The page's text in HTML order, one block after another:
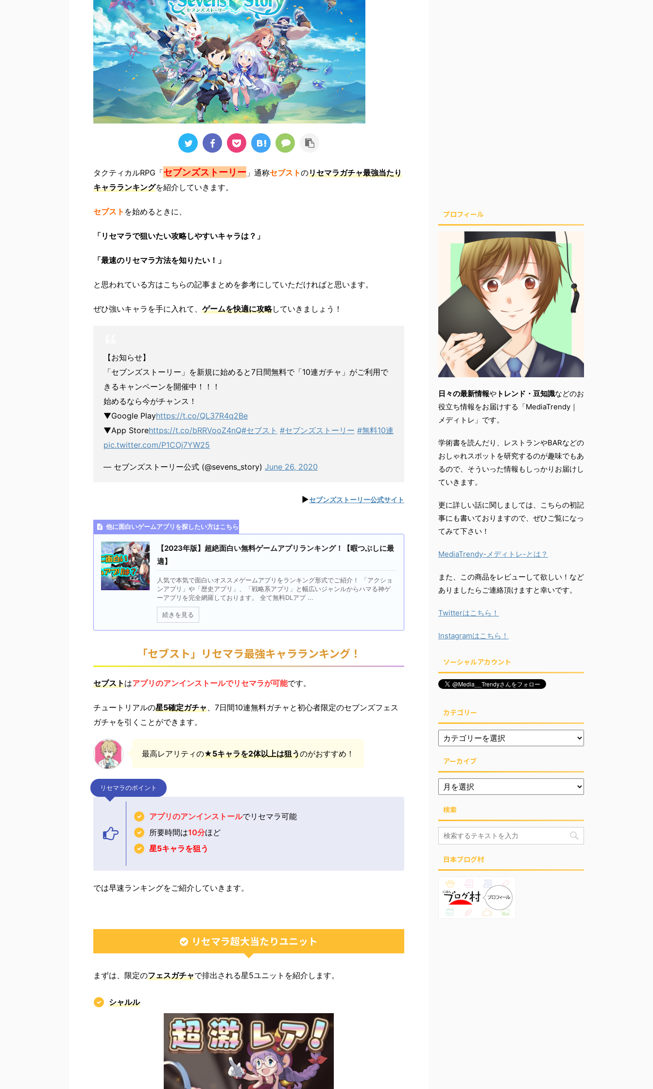
タクティカルRPG「セブンズストーリー 」通称セブストのリセマラガチャ最強当たり
キャラランキングを紹介していきます。
セブスト を始めるときに、
「リセマラで狙いたい攻略しやすいキャラは？」
「最速のリセマラ方法を知りたい！」
と思われている方はこちらの記事まとめを参考にしていただければと思います。
ぜひ強いキャラを手に入れて、 ゲームを快適に攻略していきましょう！
【お知らせ】
「セブンズストーリー」を新規に始めると7日間無料で「10連ガチャ」がご利用で
きるキャンペーンを開催中！！！
始めるなら今がチャンス！
▼Google Playhttps://t.co/QL37R4q2Be
▼App Storehttps://t.co/bRRVooZ4nQ#セブスト #セブンズストーリー #無料10連
pic.twitter.com/P1COj7YW25
— セブンズストーリー公式 (@sevens_story) June 26, 2020
▶︎セブンズストーリー公式サイト
他に面白いゲームアプリを探したい方はこちら！
【2023年版】超絶面白い無料ゲームアプリランキング！【暇つぶしに最
適】
人気で本気で面白いオススメゲームアプリをランキング形式でご紹介！ 「アクショ
ンアプリ」や「歴史アプリ」、「戦略系アプリ」と幅広いジャンルからハマる神ゲ
ーアプリを完全網羅しております。 全て無料DLアプ ...
続きを見る
「セブスト」リセマラ最強キャラランキング！
セブストはアプリのアンインストールでリセマラが可能です。
チュートリアルの星5確定ガチャ、7日間10連無料ガチャと初心者限定のセブンズフェス
ガチャを引くことができます。
最高レアリティの★5キャラを2体以上は狙うのがおすすめ！
リセマラのポイント
アプリのアンインストールでリセマラ可能
所要時間は10分ほど
星5キャラを狙う
では早速ランキングをご紹介していきます。
リセマラ超大当たりユニット
まずは、限定のフェスガチャで排出される星5ユニットを紹介します。
シャルル
プロフィール
日々の最新情報や トレンド・ 豆知識などのお
役立ち情報をお届けする「MediaTrendy｜
メディトレ」です。
学術書を読んだり、
レストランやBARなどの
おしゃれスポットを研究するのが趣味でもあ
るので、 そういった情報もしっかりお届けし
ていきます。
更に詳しい話に関しましては、こちらの初記
事にも書いておりますので、ぜひご覧になっ
てみて下さい！
MediaTrendy-メディトレ-とは？
また、この商品をレビューして欲しい！など
ありましたらご連絡頂けますと幸いです。
Twitterはこちら！
Instagramはこちら！
ソーシャルアカウント
カテゴリー
アーカイブ
検索
日本ブログ村